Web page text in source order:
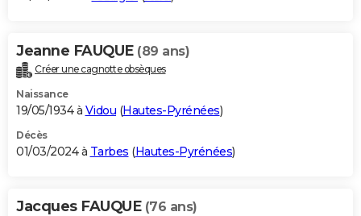
Jeanne FAUQUE (89 ans)
Créer une cagnotte obsèques
Naissance
19/05/1934 à Vidou (Hautes-Pyrénées)
Décès
01/03/2024 à Tarbes (Hautes-Pyrénées)
Jacques FAUQUE (76 ans)